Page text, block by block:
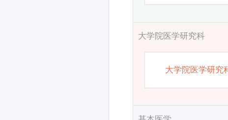
大学院医学研究科
大学院医学研究